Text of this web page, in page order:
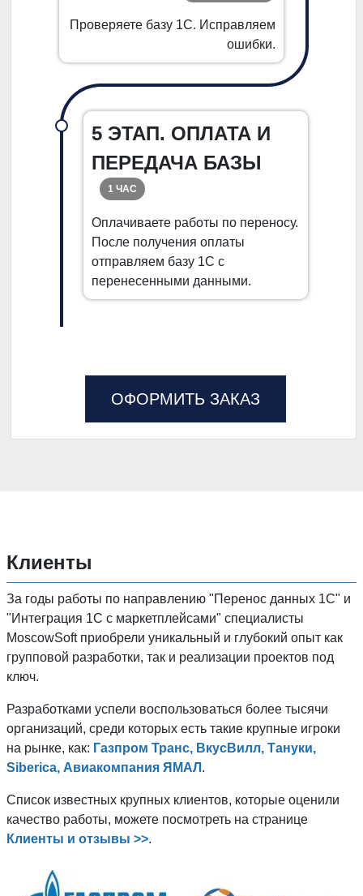
Проверяете базу 1С. Исправляем
ошибки.
5 ЭТАП. ОПЛАТА И
ПЕРЕДАЧА БАЗЫ
1 ЧАС
Оплачиваете работы по переносу.
После получения оплаты
отправляем базу 1С с
перенесенными данными.
ОФОРМИТЬ ЗАКАЗ
Клиенты
За годы работы по направлению "Перенос данных 1C" и
"Интеграция 1С с маркетплейсами" специалисты
MoscowSoft приобрели уникальный и глубокий опыт как
групповой разработки, так и реализации проектов под
ключ.
Разработками успели воспользоваться более тысячи
организаций, среди которых есть такие крупные игроки
на рынке, как: Газпром Транс, ВкусВилл, Тануки,
Siberica, Авиакомпания ЯМАЛ .
Список известных крупных клиентов, которые оценили
качество работы, можете посмотреть на странице
Клиенты и отзывы >>.